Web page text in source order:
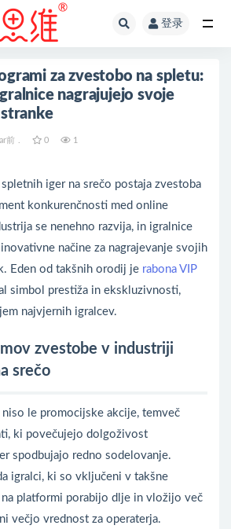
登录
za zvestobo na spletu:
nagrajujejo svoje
前 . 0 1
iger na srečo postaja zvestoba
konkurenčnosti med online
se nenehno razvija, in igralnice
načine za nagrajevanje svojih
Eden od takšnih orodij je rabona VIP
simbol prestiža in ekskluzivnosti,
najvjernih igralcev.
zvestobe v industriji
srečo
niso le promocijske akcije, temveč
ki povečujejo dolgoživost
spodbujajo redno sodelovanje.
igralci, ki so vključeni v takšne
na platformi porabijo dlje in vložijo več
večjo vrednost za operaterja.